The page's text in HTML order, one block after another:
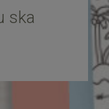
ska